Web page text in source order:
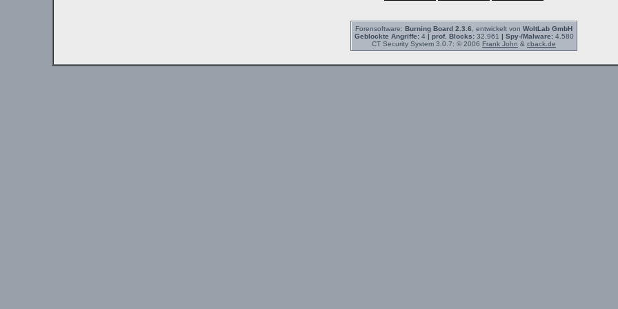
Forensoftware: Burning Board 2.3.6 , entwickelt von WoltLab GmbH
Geblockte Angriffe:4 | prof. Blocks:32.961 | Spy-/Malware:4.580
CT Security System 3.0.7: © 2006 Frank John & cback.de